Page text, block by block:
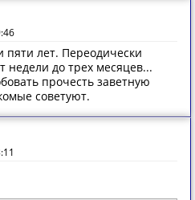
лет. Переодически
недели до трех месяцев...
прочесть заветную
советуют.